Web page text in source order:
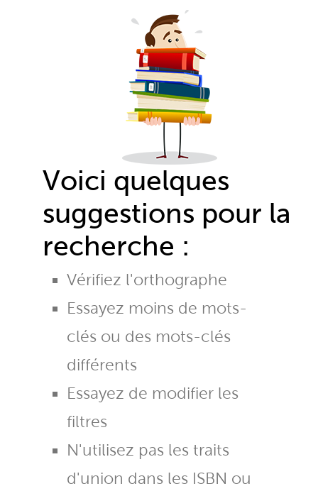
Voici quelques
suggestions pour la
recherche :
Vérifiez l'orthographe
Essayez moins de mots-
clés ou des mots-clés
différents
Essayez de modifier les
filtres
N'utilisez pas les traits
d'union dans les ISBN ou